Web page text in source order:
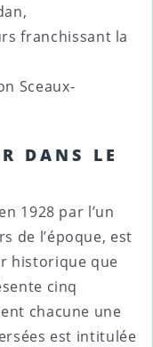
franchissant la
Sceaux-
DANS LE
1928 par l’un
de l’époque, est
historique que
cinq
chacune une
est intitulée